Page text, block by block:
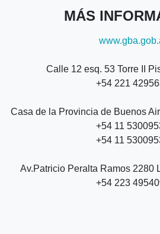
MÁS
Calle 12 esq. 53 Torre II
+54 221
Casa de la Provincia de Buenos
+54 11
+54 11
Av.Patricio Peralta Ramos 2280
+54 223